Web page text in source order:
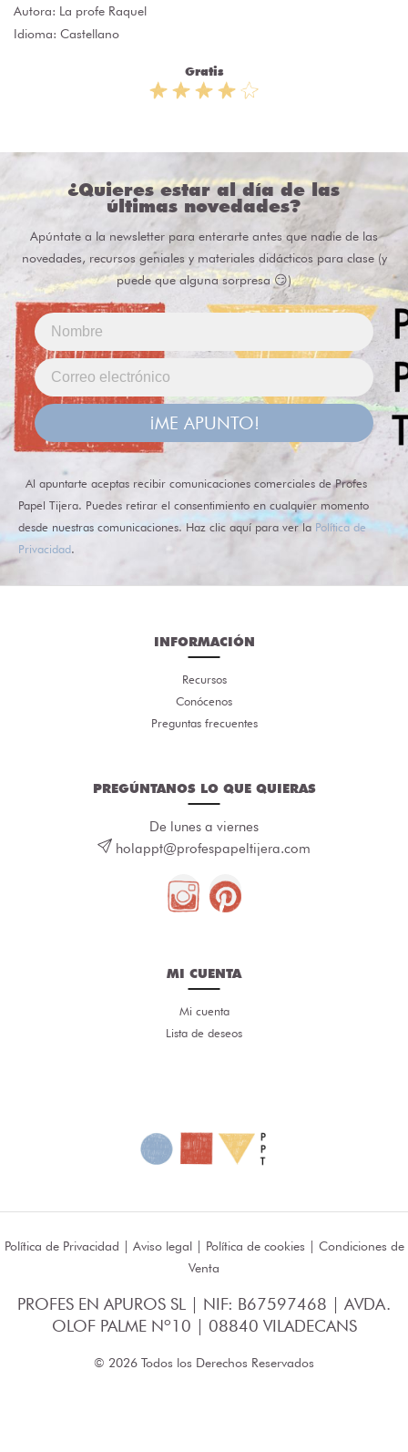
Autora: La profe Raquel
Idioma: Castellano
Gratis
¿Quieres estar al día de las
últimas novedades?
Apúntate a la newsletter para enterarte antes que nadie de las
novedades, recursos geniales y materiales didácticos para clase (y
puede que alguna sorpresa 😏)
¡ME APUNTO!
Al apuntarte aceptas recibir comunicaciones comerciales de Profes
Papel Tijera. Puedes retirar el consentimiento en cualquier momento
desde nuestras comunicaciones. Haz clic aquí para ver la Política de
Privacidad.
INFORMACIÓN
Recursos
Conócenos
Preguntas frecuentes
PREGÚNTANOS LO QUE QUIERAS
De lunes a viernes
holappt@profespapeltijera.com
MI CUENTA
Mi cuenta
Lista de deseos
Política de Privacidad | Aviso legal| Política de cookies | Condiciones de
Venta
PROFES EN APUROS SL | NIF: B67597468 | AVDA.
OLOF PALME Nº10 | 08840 VILADECANS
© 2026 Todos los Derechos Reservados